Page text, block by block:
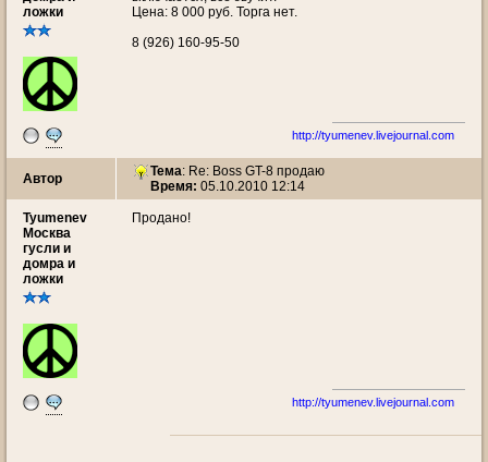
ложки
Цена: 8 000 руб. Торга нет.
8 (926) 160-95-50
http://tyumenev.livejournal.com
Автор Тема: Re: Boss GT-8 продаю
Время: 05.10.2010 12:14
Tyumenev
Москва
гусли и
домра и
ложки
Продано!
http://tyumenev.livejournal.com